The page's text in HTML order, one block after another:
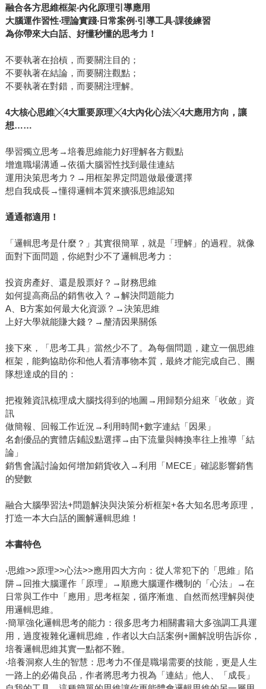
融合各方思維框架‧內化原理引導應用
大腦運作習性‧理論實踐‧日常案例‧引導工具‧課後練習
為你帶來大白話、好懂秒懂的思考力！
不要執著在抬槓，而要關注目的；
不要執著在結論，而要關注觀點；
不要執著在對錯，而要關注理解。
4大核心思維╳4大重要原理╳4大內化心法╳4大應用方向，讓
想……
學習獨立思考→培養思維能力好理解各方觀點
增進職場溝通→依循大腦習性找到最佳連結
運用決策思考力？→用框架界定問題做最優選擇
想自我成長→懂得邏輯本質來擴張思維認知
通通都適用！
「邏輯思考是什麼？」其實很簡單，就是「理解」的過程。就像
面對下面問題，你絕對少不了邏輯思考力：
投資房產好、還是股票好？→財務思維
如何提高商品的銷售收入？→解決問題能力
A、B方案如何最大化資源？→決策思維
上好大學就能賺大錢？→釐清因果關係
接下來，「思考工具」當然少不了。為每個問題，建立一個思維
框架，能夠協助你和他人看清事物本質，最終才能完成自己、團
隊想達成的目的：
把複雜資訊梳理成大腦找得到的地圖→用歸類分組來「收斂」資
訊
做簡報、回報工作近況→利用時間+數字連結「因果」
名創優品的實體店鋪設點選擇→由下流量與轉換率往上推導「結
論」
銷售會議討論如何增加銷貨收入→利用「MECE」確認影響銷售
的變數
融合大腦學習法+問題解決與決策分析框架+各大知名思考原理，
打造一本大白話的圖解邏輯思維！
本書特色
‧思維>>原理>>心法>>應用四大方向：從人常犯下的「思維」陷
阱→回推大腦運作「原理」→順應大腦運作機制的「心法」→在
日常與工作中「應用」思考框架，循序漸進、自然而然理解與使
用邏輯思維。
‧簡單強化邏輯思考的能力：很多思考力相關書籍大多強調工具運
用，過度複雜化邏輯思維，作者以大白話案例+圖解說明告訴你，
培養邏輯思維其實一點都不難。
‧培養洞察人生的智慧：思考力不僅是職場需要的技能，更是人生
一路上的必備良品，作者將思考力視為「連結」他人、「成長」